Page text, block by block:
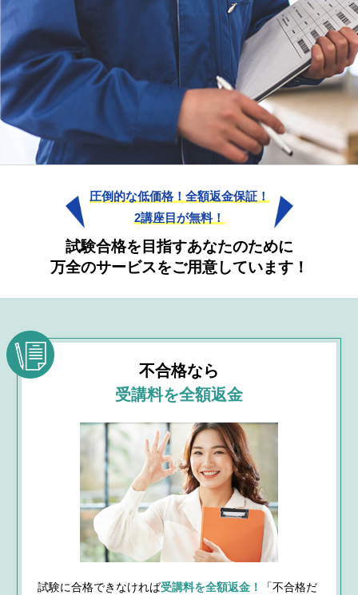
配送・支払・返品について
資料請求 受講申し込み
圧倒的な低価格！全額返金保証！
2講座目が無料！
試験合格を目指すあなたのために
万全のサービスをご用意しています！
不合格なら
受講料を全額返金
試験に合格できなければ受講料を全額返金！
「不合格だ